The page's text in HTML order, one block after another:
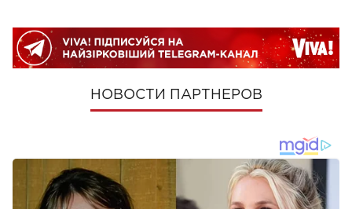
НОВОСТИ ПАРТНЕРОВ